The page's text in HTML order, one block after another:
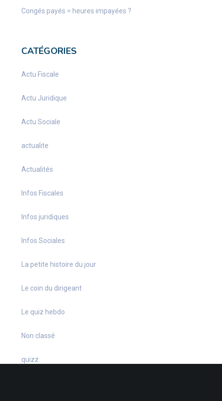
Congés payés = heures impayées ?
CATÉGORIES
Actu Fiscale
Actu Juridique
Actu Sociale
actualite
Actualités
Infos Fiscales
Infos juridiques
Infos Sociales
La petite histoire du jour
Le coin du dirigeant
Le quiz hebdo
Non classé
quizz